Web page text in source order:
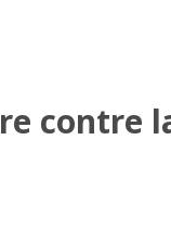
contre